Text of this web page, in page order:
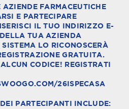
AZIENDE FARMACEUTICHE
E PARTECIPARE
IL TUO INDIRIZZO E-
TUA AZIENDA
LO RICONOSCERÀ
GRATUITA.
CODICE! REGISTRATI
26ISPECASA
PARTECIPANTI INCLUDE: